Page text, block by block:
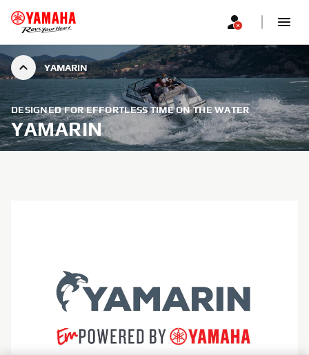
YAMARIN
DESIGNED FOR EFFORTLESS TIME ON THE WATER
YAMARIN